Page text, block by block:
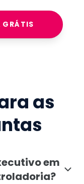
GRÁTIS
as
em